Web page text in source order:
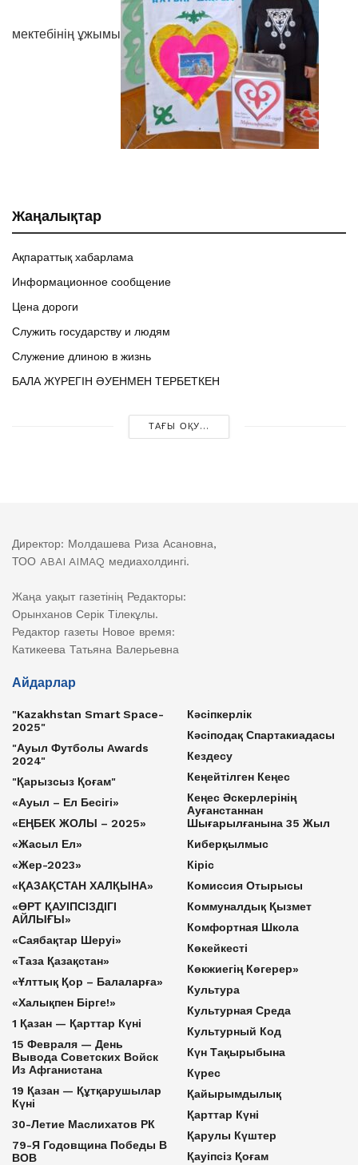
мектебінің ұжымы
Жаңалықтар
Ақпараттық хабарлама
Информационное сообщение
Цена дороги
Служить государству и людям
Служение длиною в жизнь
БАЛА ЖҮРЕГІН ӘУЕНМЕН ТЕРБЕТКЕН
ТАҒЫ ОҚУ...
Директор: Молдашева Риза Асановна,
ТОО ABAI AIMAQ медиахолдингі.
Жаңа уақыт газетінің Редакторы:
Орынханов Серік Тілекұлы.
Редактор газеты Новое время:
Катикеева Татьяна Валерьевна
Айдарлар
"Kazakhstan Smart Space-
2025"
"Ауыл Футболы Awards
2024"
"Қарызсыз Қоғам"
«Ауыл – Ел Бесігі»
«ЕҢБЕК ЖОЛЫ – 2025»
«Жасыл Ел»
«Жер-2023»
«ҚАЗАҚСТАН ХАЛҚЫНА»
«ӨРТ ҚАУІПСІЗДІГІ
АЙЛЫҒЫ»
«Саябақтар Шеруі»
«Таза Қазақстан»
«Ұлттық Қор – Балаларға»
«Халықпен Бірге!»
1 Қазан — Қарттар Күні
15 Февраля — День
Вывода Советских Войск
Из Афганистана
19 Қазан — Құтқарушылар
Күні
30-Летие Маслихатов РК
79-Я Годовщина Победы В
ВОВ
Кәсіпкерлік
Кәсіподақ Спартакиадасы
Кездесу
Кеңейтілген Кеңес
Кеңес Әскерлерінің
Ауғанстаннан
Шығарылғанына 35 Жыл
Киберқылмыс
Кіріс
Комиссия Отырысы
Коммуналдық Қызмет
Комфортная Школа
Көкейкесті
Көкжиегің Көгерер»
Культура
Культурная Среда
Культурный Код
Күн Тақырыбына
Күрес
Қайырымдылық
Қарттар Күні
Қарулы Күштер
Қауіпсіз Қоғам